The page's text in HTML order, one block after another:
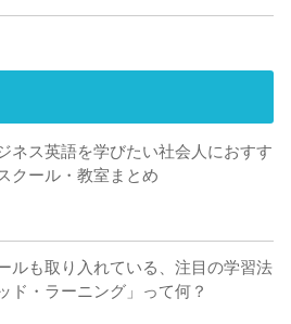
ネス英語を学びたい社会人におすす
クール・教室まとめ
ルも取り入れている、注目の学習法
ド・ラーニング」って何？